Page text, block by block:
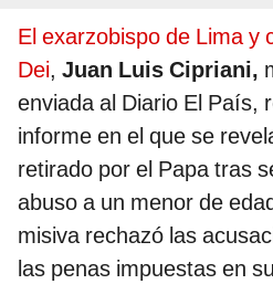
El exarzobispo de Lima y
Dei, Juan Luis Cipriani,
enviada al Diario El País,
informe en el que se
retirado por el Papa tras
abuso a un menor de
misiva rechazó las
las penas impuestas en